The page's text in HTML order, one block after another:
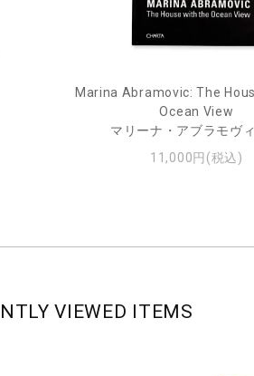
Marina Abramovic: The
Ocean View
マリーナ・アブラモヴ
11,000円(税込)
VIEWED ITEMS